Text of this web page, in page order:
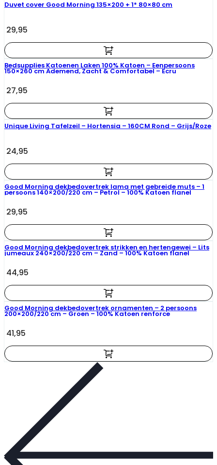
Duvet cover Good Morning 135×200 + 1* 80×80 cm
29,95
Bedsupplies Katoenen Laken 100% Katoen – Eenpersoons
150×260 cm Ademend, Zacht & Comfortabel – Ecru
27,95
Unique Living Tafelzeil – Hortensia – 160CM Rond – Grijs/Roze
24,95
Good Morning dekbedovertrek lama met gebreide muts – 1
persoons 140×200/220 cm – Petrol – 100% Katoen flanel
29,95
Good Morning dekbedovertrek strikken en hertengewei – Lits
jumeaux 240×200/220 cm – Zand – 100% Katoen flanel
44,95
Good Morning dekbedovertrek ornamenten – 2 persoons
200×200/220 cm – Groen – 100% Katoen renforce
41,95